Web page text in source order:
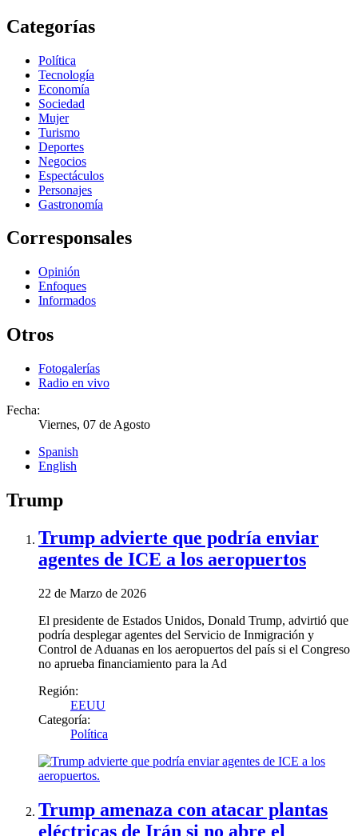
Categorías
Política
Tecnología
Economía
Sociedad
Mujer
Turismo
Deportes
Negocios
Espectáculos
Personajes
Gastronomía
Corresponsales
Opinión
Enfoques
Informados
Otros
Fotogalerías
Radio en vivo
Fecha:
Viernes, 07 de Agosto
Spanish
English
Trump
Trump advierte que podría enviar
agentes de ICE a los aeropuertos
22 de Marzo de 2026
El presidente de Estados Unidos, Donald Trump, advirtió que
podría desplegar agentes del Servicio de Inmigración y
Control de Aduanas en los aeropuertos del país si el Congreso
no aprueba financiamiento para la Ad
Región:
EEUU
Categoría:
Política
Trump amenaza con atacar plantas
eléctricas de Irán si no abre el